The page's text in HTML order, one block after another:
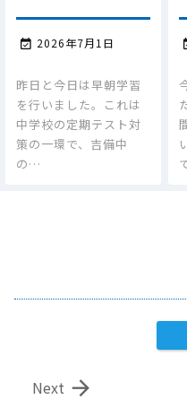
 2026年7月1日
昨日と今日は早朝学習
を行いました。これは
中学校の定期テスト対
策の一環で、吉備中
の…

Next